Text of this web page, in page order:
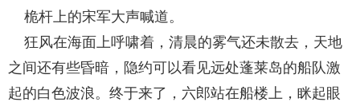
桅杆上的宋军大声喊道。
狂风在海面上呼啸着，清晨的雾气还未散去，天地
之间还有些昏暗，隐约可以看见远处蓬莱岛的船队激
起的白色波浪。终于来了，六郎站在船楼上，眯起眼